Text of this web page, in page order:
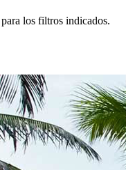
los filtros indicados.